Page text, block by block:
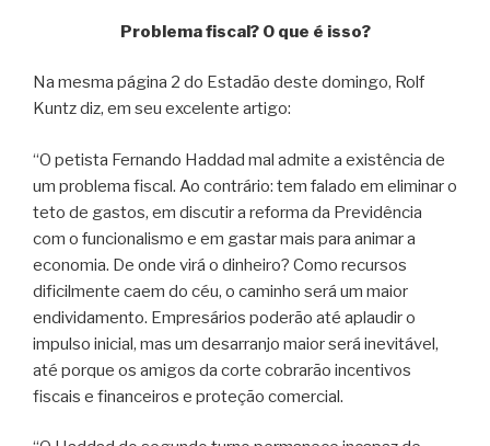
Problema fiscal? O que é isso?
Na mesma página 2 do Estadão deste domingo, Rolf
Kuntz diz, em seu excelente artigo:
“O petista Fernando Haddad mal admite a existência de
um problema fiscal. Ao contrário: tem falado em eliminar o
teto de gastos, em discutir a reforma da Previdência
com o funcionalismo e em gastar mais para animar a
economia. De onde virá o dinheiro? Como recursos
dificilmente caem do céu, o caminho será um maior
endividamento. Empresários poderão até aplaudir o
impulso inicial, mas um desarranjo maior será inevitável,
até porque os amigos da corte cobrarão incentivos
fiscais e financeiros e proteção comercial.